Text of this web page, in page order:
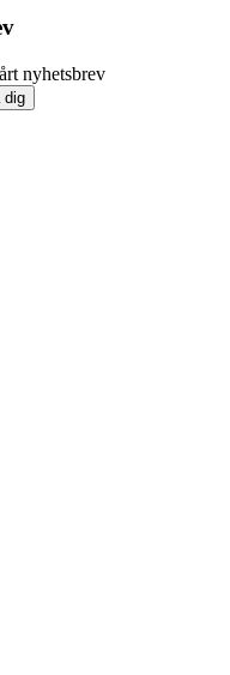
nyhetsbrev
dig